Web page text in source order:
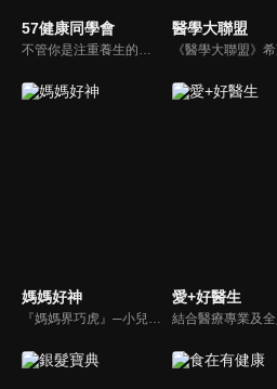
57健康同學會 醫學大聯盟
媽媽好神
『媽媽界巧虎』─小兒科醫師黃瑽寧，『國民媽媽』─鍾欣凌，兩人領軍擁有十八般武藝的好神媽媽團，為全台媽媽們發聲，所有育兒新知，家庭秘辛，全家大小健康，都會在《媽媽好神》一一解惑！
愛+好醫生